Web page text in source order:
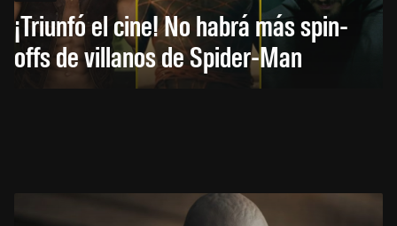
¡Triunfó el cine! No habrá más spin-
offs de villanos de Spider-Man